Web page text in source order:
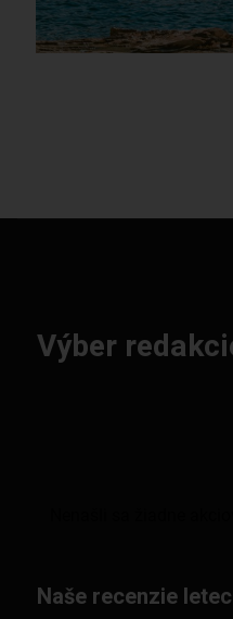
Výber
Naše recenzie